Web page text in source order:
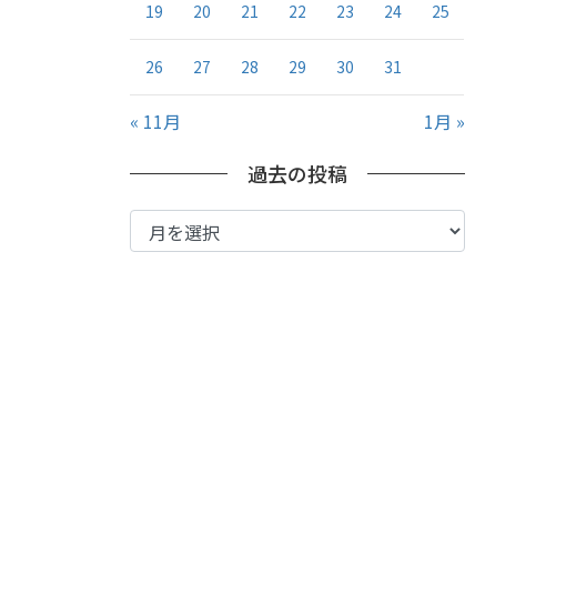
19 20 21 22 23 24 25
26 27 28 29 30 31
« 11月 1月 »
過去の投稿
過
去